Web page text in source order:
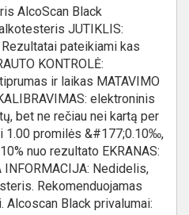
AlcoScan Black
JUTIKLIS:
pateikiami kas
KONTROLĖ:
ir laikas MATAVIMO
elektroninis
bet ne rečiau nei kartą per
1.00 promilės &#177;0.10‰,
nuo rezultato EKRANAS:
Nedidelis,
Rekomenduojamas
Black privalumai: